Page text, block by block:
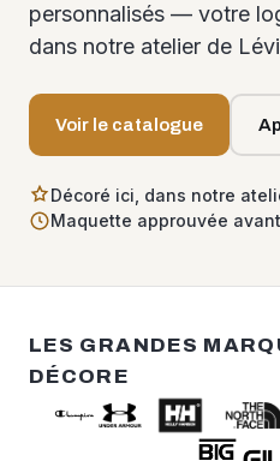
personnalisés — votre
dans notre atelier de
Voir le catalogue
Décoré ici, dans notre
Maquette approuvée
LES GRANDES
DÉCORE